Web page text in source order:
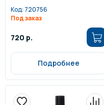
Код: 720756
Под заказ
720 р.
Подробнее